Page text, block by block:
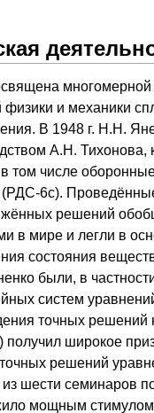
и механики
В 1948 г. Н.Н.
А.Н. Тихонова,
том числе
6с).
решений
в мире и легли в
состояния
были, в
систем
точных
получил широкое
решений
из шести семинаров
мощным стимулом